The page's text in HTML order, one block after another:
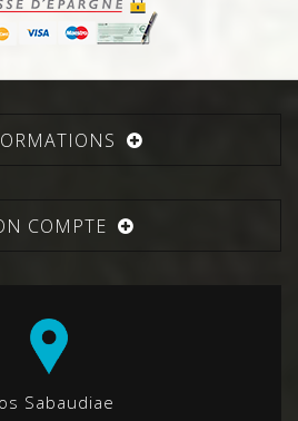
COMPTE
Sabaudiae